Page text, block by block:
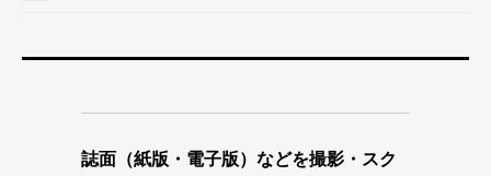
誌面（紙版・電子版）などを撮影・スク